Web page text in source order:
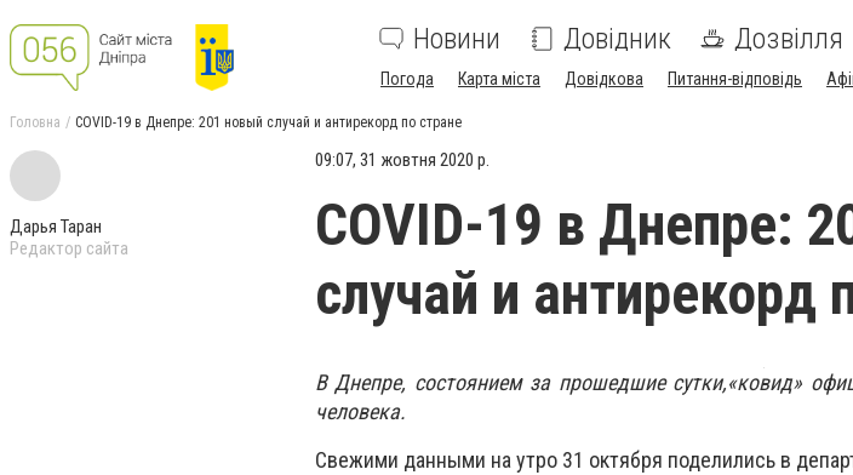
Новини Довідник Дозвілля
Погода Карта міста Довідкова Питання-відповідь
Головна COVID-19 в Днепре: 201 новый случай и антирекорд по стране
Дарья Таран
Редактор сайта
09:07, 31 жовтня 2020 р.
COVID-19 в Днепре:
случай и антирекорд
В Днепре, состоянием за прошедшие сутки,«ковид»
человека.
Свежими данными на утро 31 октября поделились в